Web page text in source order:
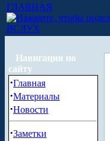
ГЛАВНАЯ
ВСЛУХ
Навигация по
сайту
·Главная
·Материалы
·Новости
·Заметки